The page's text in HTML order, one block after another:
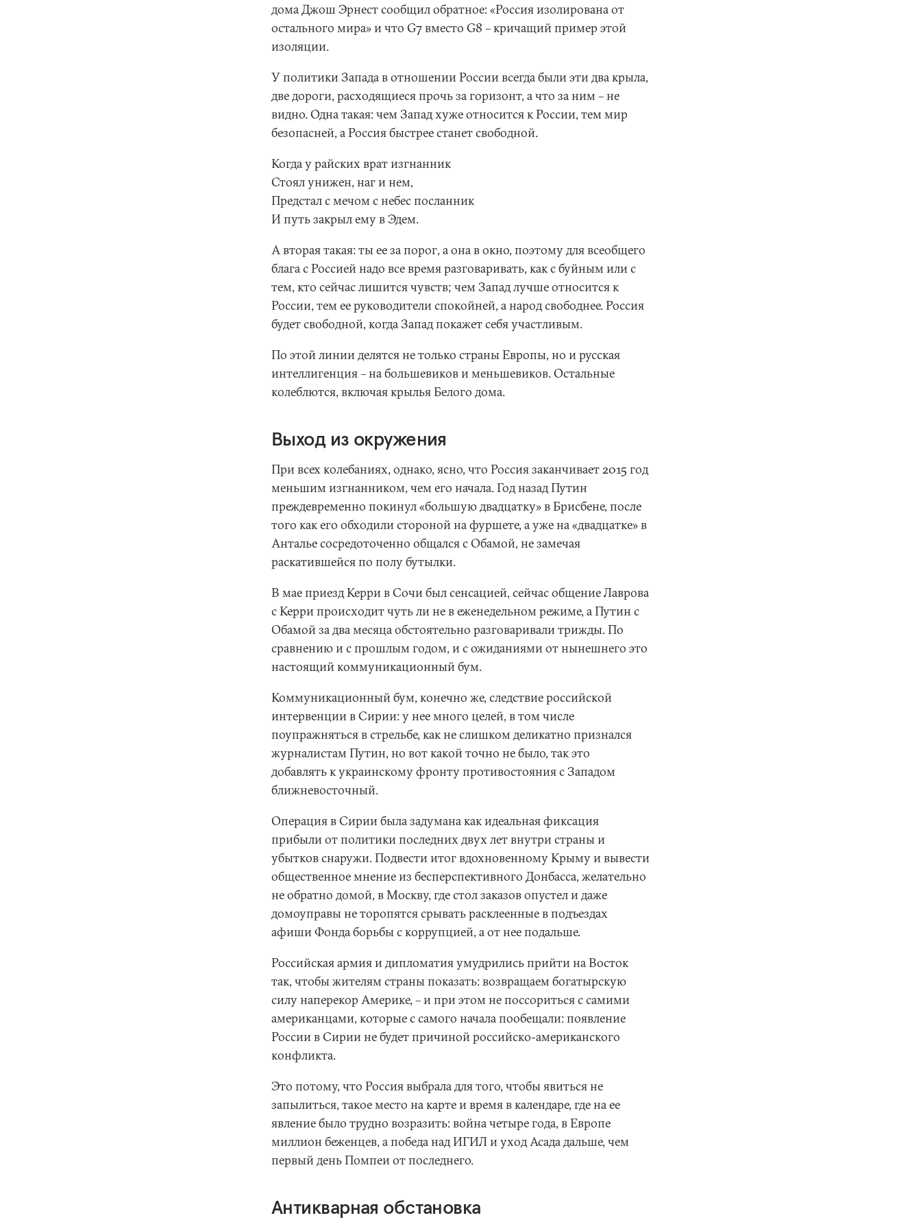
дома Джош Эрнест сообщил обратное: «Россия изолирована от
остального мира» и что G7 вместо G8 – кричащий пример этой
изоляции.
У политики Запада в отношении России всегда были эти два крыла,
две дороги, расходящиеся прочь за горизонт, а что за ним – не
видно. Одна такая: чем Запад хуже относится к России, тем мир
безопасней, а Россия быстрее станет свободной.
Когда у райских врат изгнанник
Стоял унижен, наг и нем,
Предстал с мечом с небес посланник
И путь закрыл ему в Эдем.
А вторая такая: ты ее за порог, а она в окно, поэтому для всеобщего
блага с Россией надо все время разговаривать, как с буйным или с
тем, кто сейчас лишится чувств; чем Запад лучше относится к
России, тем ее руководители спокойней, а народ свободнее. Россия
будет свободной, когда Запад покажет себя участливым.
По этой линии делятся не только страны Европы, но и русская
интеллигенция – на большевиков и меньшевиков. Остальные
колеблются, включая крылья Белого дома.
Выход из окружения
При всех колебаниях, однако, ясно, что Россия заканчивает 2015 год
меньшим изгнанником, чем его начала. Год назад Путин
преждевременно покинул «большую двадцатку» в Брисбене, после
того как его обходили стороной на фуршете, а уже на «двадцатке» в
Анталье сосредоточенно общался с Обамой, не замечая
раскатившейся по полу бутылки.
В мае приезд Керри в Сочи был сенсацией, сейчас общение Лаврова
с Керри происходит чуть ли не в еженедельном режиме, а Путин с
Обамой за два месяца обстоятельно разговаривали трижды. По
сравнению и с прошлым годом, и с ожиданиями от нынешнего это
настоящий коммуникационный бум.
Коммуникационный бум, конечно же, следствие российской
интервенции в Сирии: у нее много целей, в том числе
поупражняться в стрельбе, как не слишком деликатно признался
журналистам Путин, но вот какой точно не было, так это
добавлять к украинскому фронту противостояния с Западом
ближневосточный.
Операция в Сирии была задумана как идеальная фиксация
прибыли от политики последних двух лет внутри страны и
убытков снаружи. Подвести итог вдохновенному Крыму и вывести
общественное мнение из бесперспективного Донбасса, желательно
не обратно домой, в Москву, где стол заказов опустел и даже
домоуправы не торопятся срывать расклеенные в подъездах
афиши Фонда борьбы с коррупцией, а от нее подальше.
Российская армия и дипломатия умудрились прийти на Восток
так, чтобы жителям страны показать: возвращаем богатырскую
силу наперекор Америке, – и при этом не поссориться с самими
американцами, которые с самого начала пообещали: появление
России в Сирии не будет причиной российско-американского
конфликта.
Это потому, что Россия выбрала для того, чтобы явиться не
запылиться, такое место на карте и время в календаре, где на ее
явление было трудно возразить: война четыре года, в Европе
миллион беженцев, а победа над ИГИЛ и уход Асада дальше, чем
первый день Помпеи от последнего.
Антикварная обстановка